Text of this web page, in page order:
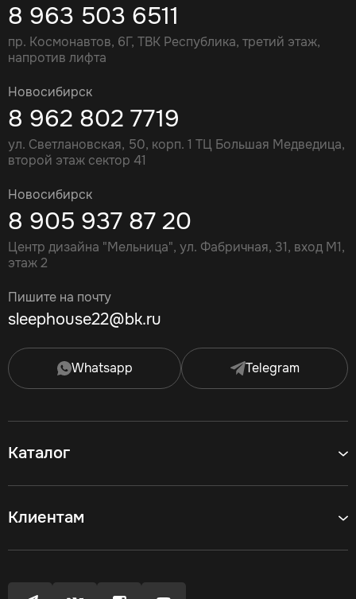
8 963 503 6511
пр. Космонавтов, 6Г, ТВК Республика, третий этаж,
напротив лифта
Новосибирск
8 962 802 7719
ул. Светлановская, 50, корп. 1 ТЦ Большая Медведица,
второй этаж сектор 41
Новосибирск
8 905 937 87 20
Центр дизайна "Мельница", ул. Фабричная, 31, вход М1,
этаж 2
Пишите на почту
sleephouse22@bk.ru
Whatsapp Telegram
Каталог
Клиентам